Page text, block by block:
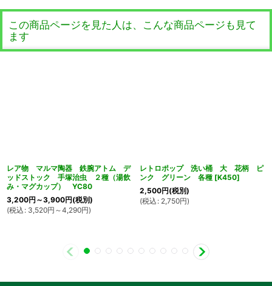
この商品ページを見た人は、こんな商品ページも見て
ます
レア物 マルマ陶器 鉄腕アトム デ
ッドストック 手塚治虫 ２種（湯飲
み・マグカップ） YC80
3,200円 ～3,900円(税別)
(税込 : 3,520円 ～4,290円)
レトロポップ 洗い桶 大 花柄 ピ
ンク グリーン 各種 [K450]
2,500円(税別)
(税込 : 2,750円)